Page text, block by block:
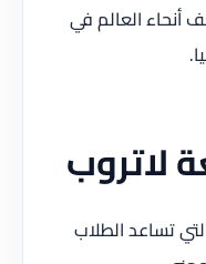
أنحاء العالم في
لاتروب
تساعد الطلاب